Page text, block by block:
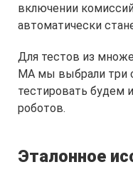
включении
автоматически
Для тестов из
МА мы выбрали три
тестировать будем
роботов.
Эталонное